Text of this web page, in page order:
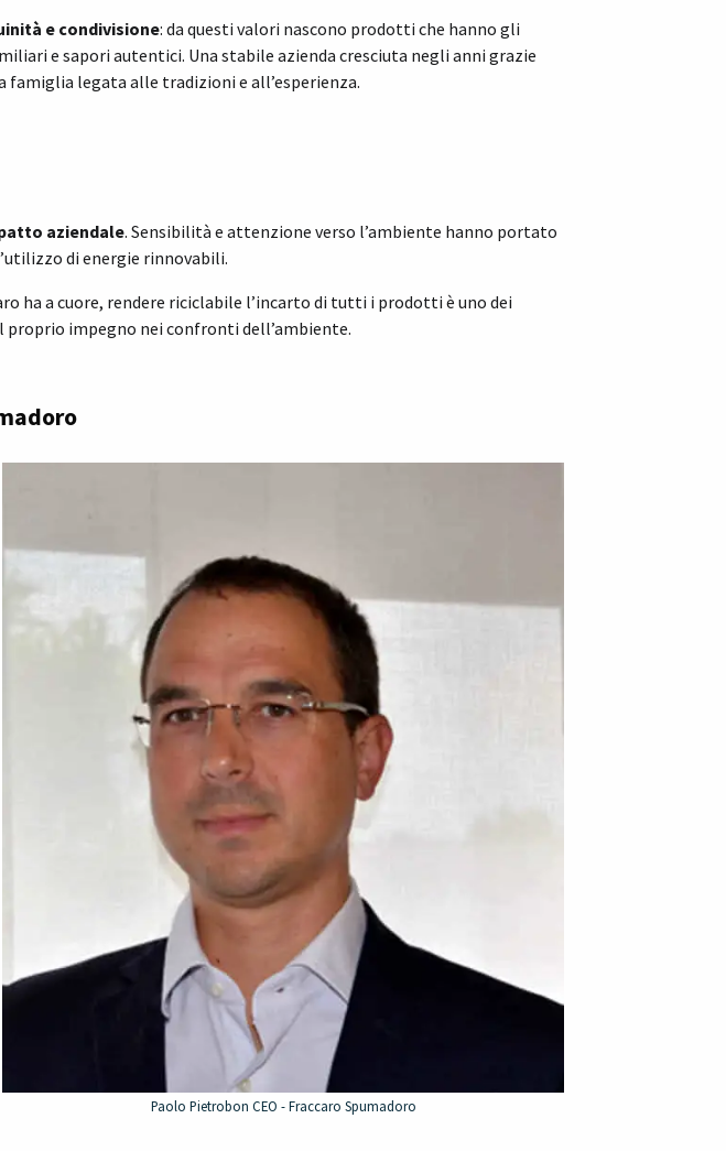
e condivisione: da questi valori nascono prodotti che hanno gli
e sapori autentici. Una stabile azienda cresciuta negli anni grazie
famiglia legata alle tradizioni e all’esperienza.
aziendale. Sensibilità e attenzione verso l’ambiente hanno portato
di energie rinnovabili.
ha a cuore, rendere riciclabile l’incarto di tutti i prodotti è uno dei
impegno nei confronti dell’ambiente.
Paolo Pietrobon CEO - Fraccaro Spumadoro